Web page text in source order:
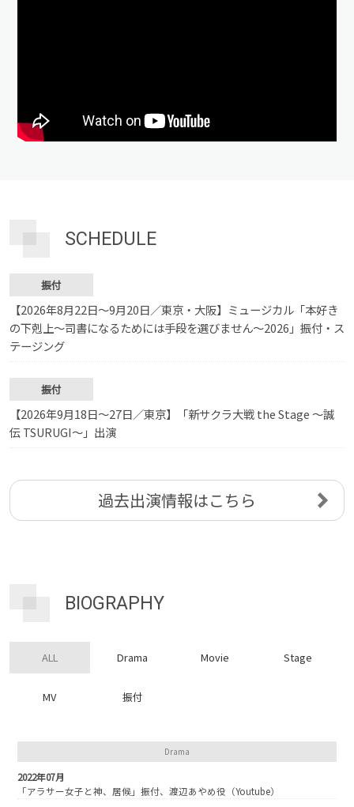
SCHEDULE
振付
【2026年8月22日〜9月20日／東京・大阪】ミュージカル「本好き
の下剋上〜司書になるためには手段を選びません〜2026」振付・ス
テージング
振付
【2026年9月18日〜27日／東京】「新サクラ大戦 the Stage ～誠
伝 TSURUGI～」出演
過去出演情報はこちら
BIOGRAPHY
ALL Drama Movie Stage
MV 振付
Drama
2022年07月
「アラサー女子と神、居候」振付、渡辺あやめ役（Youtube）